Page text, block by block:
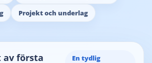
Projekt och underlag
av första
En tydlig